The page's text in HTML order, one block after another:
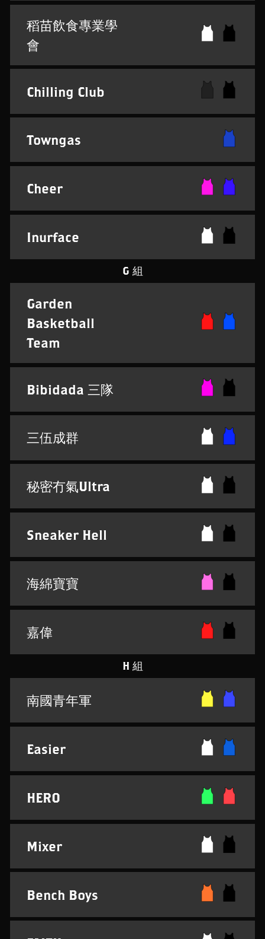
稻苗飲食專業學
會
Chilling Club
Towngas
Cheer
Inurface
G 組
Garden
Basketball
Team
Bibidada 三隊
三伍成群
秘密冇氣Ultra
Sneaker Hell
海綿寶寶
嘉偉
H 組
南國青年軍
Easier
HERO
Mixer
Bench Boys